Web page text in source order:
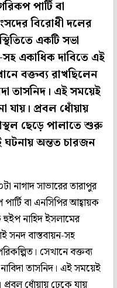
পার্টি বা
বিরোধী দলের
একটি সভা
একাধিক দাবিতে এই
বক্তব্য রাখছিলেন
তাসনিদ। এই সময়েই
প্রবল ধোঁয়ায়
ছেড়ে পালাতে শুরু
অন্তত চারজন
নাগাদ সাভারের তারাপুর
বা এনসিপির আহ্বায়ক
নাহিদ ইসলামের
সনদ বাস্তবায়ন-সহ
সেখানে বক্তব্য
তাসনিদ। এই সময়েই